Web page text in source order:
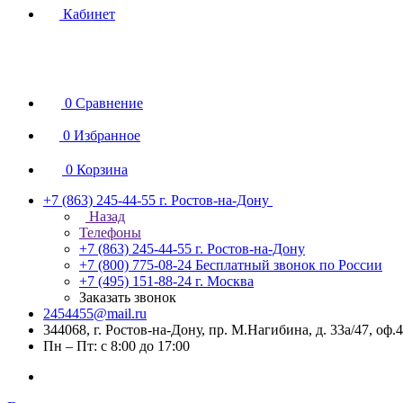
Кабинет
0 Сравнение
0 Избранное
0 Корзина
+7 (863) 245-44-55 г. Ростов-на-Дону
Назад
Телефоны
+7 (863) 245-44-55 г. Ростов-на-Дону
+7 (800) 775-08-24 Бесплатный звонок по России
+7 (495) 151-88-24 г. Москва
Заказать звонок
2454455@mail.ru
344068, г. Ростов-на-Дону, пр. М.Нагибина, д. 33а/47,
Пн – Пт: с 8:00 до 17:00